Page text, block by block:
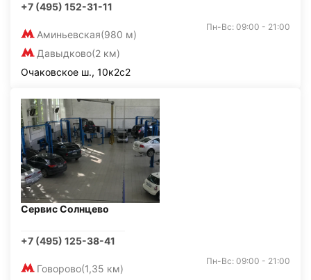
+7 (495) 152-31-11
Аминьевская(980 м)
Давыдково(2 км)
Пн-Вс: 09:00 - 21:00
Очаковское ш., 10к2с2
Сервис Солнцево
+7 (495) 125-38-41
Говорово(1,35 км)
Пн-Вс: 09:00 - 21:00